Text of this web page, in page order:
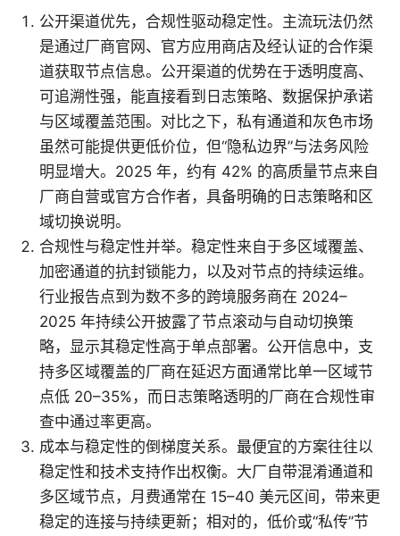
公开渠道优先，合规性驱动稳定性。主流玩法仍然
是通过厂商官网、官方应用商店及经认证的合作渠
道获取节点信息。公开渠道的优势在于透明度高、
可追溯性强，能直接看到日志策略、数据保护承诺
与区域覆盖范围。对比之下，私有通道和灰色市场
虽然可能提供更低价位，但“隐私边界”与法务风险
明显增大。2025 年，约有 42% 的高质量节点来自
厂商自营或官方合作者，具备明确的日志策略和区
域切换说明。
合规性与稳定性并举。稳定性来自于多区域覆盖、
加密通道的抗封锁能力，以及对节点的持续运维。
行业报告点到为数不多的跨境服务商在 2024–
2025 年持续公开披露了节点滚动与自动切换策
略，显示其稳定性高于单点部署。公开信息中，支
持多区域覆盖的厂商在延迟方面通常比单一区域节
点低 20–35%，而日志策略透明的厂商在合规性审
查中通过率更高。
成本与稳定性的倒梯度关系。最便宜的方案往往以
稳定性和技术支持作出权衡。大厂自带混淆通道和
多区域节点，月费通常在 15–40 美元区间，带来更
稳定的连接与持续更新；相对的，低价或“私传”节